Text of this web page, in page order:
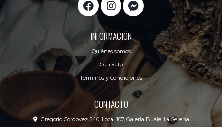
INFORMACIÓN
Quiénes somos
Contacto
Términos y Condiciones
CONTACTO
Gregorio Cordovez 540, Local 107, Galeria Buale, La Serena